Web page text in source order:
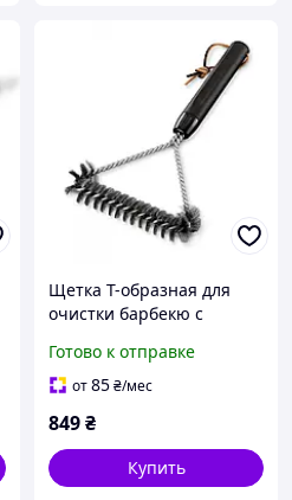
Щетка Т-образная для
очистки барбекю с
(Accessories Basic), Weber
Готово к отправке
от85₴/мес
849₴
Купить